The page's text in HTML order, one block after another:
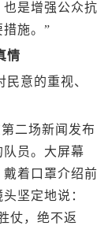
是增强公众抗
施。”
情
意的重视、
二场新闻发布
员。大屏幕
戴着口罩介绍前
坚定地说：
仗，绝不返